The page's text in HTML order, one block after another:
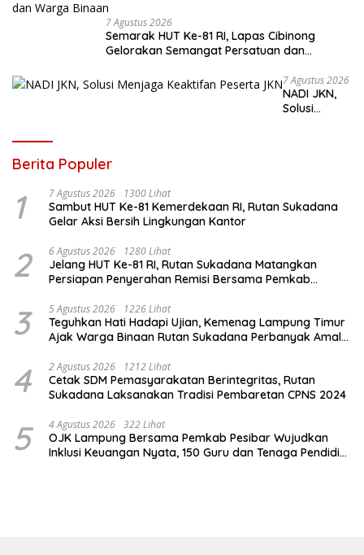
7 Agustus 2026
Semarak HUT Ke-81 RI, Lapas Cibinong
Gelorakan Semangat Persatuan dan
Petugas dan Warga Binaan
7 Agustus 2026
NADI JKN,
Solusi
Berita Populer
1 7 Agustus 2026 1300 Lihat
Sambut HUT Ke-81 Kemerdekaan RI, Rutan Sukadana
Gelar Aksi Bersih Lingkungan Kantor
2 6 Agustus 2026 1280 Lihat
Jelang HUT Ke-81 RI, Rutan Sukadana Matangkan
Persiapan Penyerahan Remisi Bersama Pemkab
3 5 Agustus 2026 1226 Lihat
Teguhkan Hati Hadapi Ujian, Kemenag Lampung Timur
Ajak Warga Binaan Rutan Sukadana Perbanyak Amal
4 2 Agustus 2026 1212 Lihat
Cetak SDM Pemasyarakatan Berintegritas, Rutan
Sukadana Laksanakan Tradisi Pembaretan CPNS 2024
5 4 Agustus 2026 322 Lihat
OJK Lampung Bersama Pemkab Pesibar Wujudkan
Inklusi Keuangan Nyata, 150 Guru dan Tenaga Pendidik